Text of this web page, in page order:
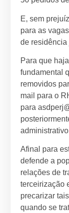
E, sem
para as
de
Para que
fundamental
removidos
mail para o
para
Afinal para
defende a
relações de
terceirização
precarizar
quando se